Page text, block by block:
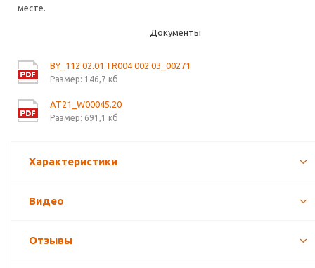
месте.
Документы
BY_112 02.01.TR004 002.03_00271
Размер: 146,7 кб
AT21_W00045.20
Размер: 691,1 кб
Характеристики
Видео
Отзывы